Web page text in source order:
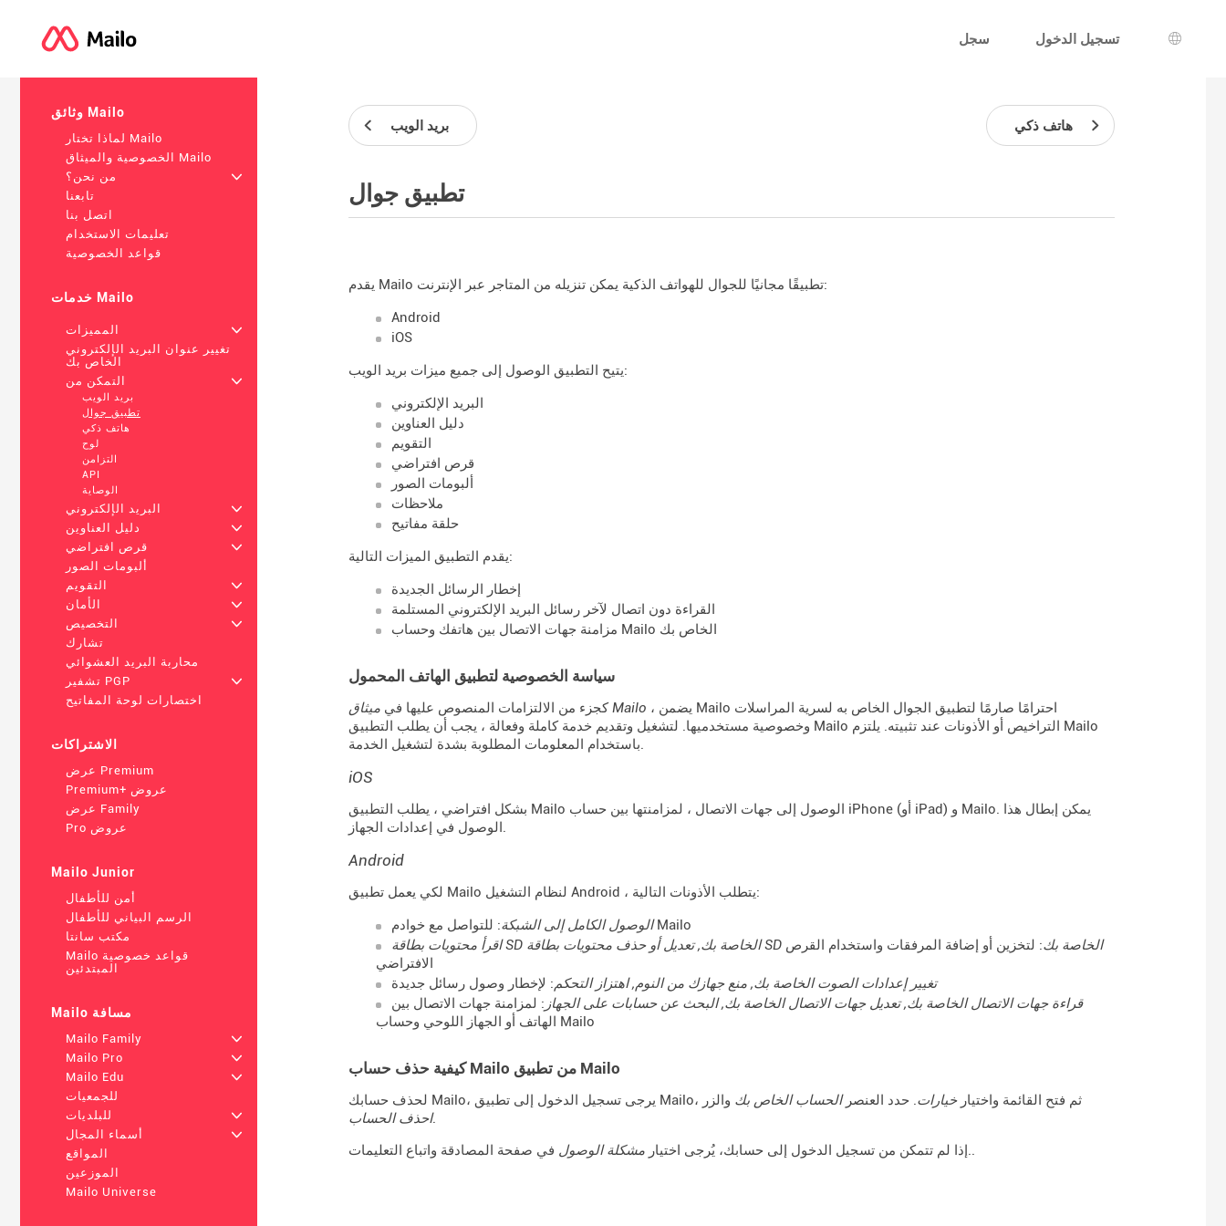
سجل تسجيل الدخول
اللغة
وثائق Mailo
لماذا تختار Mailo
الخصوصية والميثاق Mailo
من نحن؟
+
تابعنا
اتصل بنا
تعليمات الاستخدام
قواعد الخصوصية
خدمات Mailo
المميزات
+
تغيير عنوان البريد الإلكتروني
الخاص بك
التمكن من
+
بريد الويب
تطبيق جوال
هاتف ذكي
لوح
التزامن
API
الوصاية
البريد الإلكتروني
+
دليل العناوين
+
قرص افتراضي
+
ألبومات الصور
التقويم
+
الأمان
+
التخصيص
+
تشارك
محاربة البريد العشوائي
تشفير PGP
+
اختصارات لوحة المفاتيح
الاشتراكات
عرض Premium
Premium+ عروض
عرض Family
Pro عروض
Mailo Junior
أمن للأطفال
الرسم البياني للأطفال
مكتب سانتا
Mailo قواعد خصوصية
المبتدئين
Mailo مسافة
Mailo Family
+
Mailo Pro
+
Mailo Edu
+
للجمعيات
للبلديات
+
أسماء المجال
+
المواقع
الموزعين
Mailo Universe
بريد الويب هاتف ذكي
تطبيق جوال
يقدم Mailo تطبيقًا مجانيًا للجوال للهواتف الذكية يمكن تنزيله من المتاجر عبر الإنترنت:
Android
iOS
يتيح التطبيق الوصول إلى جميع ميزات بريد الويب:
البريد الإلكتروني
دليل العناوين
التقويم
قرص افتراضي
ألبومات الصور
ملاحظات
حلقة مفاتيح
يقدم التطبيق الميزات التالية:
إخطار الرسائل الجديدة
القراءة دون اتصال لآخر رسائل البريد الإلكتروني المستلمة
مزامنة جهات الاتصال بين هاتفك وحساب Mailo الخاص بك
سياسة الخصوصية لتطبيق الهاتف المحمول
كجزء من الالتزامات المنصوص عليها فيميثاق Mailo ، يضمن Mailo احترامًا صارمًا لتطبيق الجوال الخاص به لسرية المراسلات
وخصوصية مستخدميها. لتشغيل وتقديم خدمة كاملة وفعالة ، يجب أن يطلب التطبيق Mailo التراخيص أو الأذونات عند تثبيته. يلتزم Mailo
باستخدام المعلومات المطلوبة بشدة لتشغيل الخدمة.
iOS
بشكل افتراضي ، يطلب التطبيق Mailo الوصول إلى جهات الاتصال ، لمزامنتها بين حساب iPhone (أو iPad) و Mailo. يمكن إبطال هذا
الوصول في إعدادات الجهاز.
Android
لكي يعمل تطبيق Mailo لنظام التشغيل Android ، يتطلب الأذونات التالية:
الوصول الكامل إلى الشبكة: للتواصل مع خوادم Mailo
اقرأ محتويات بطاقة SD الخاصة بك, تعديل أو حذف محتويات بطاقة SD الخاصة بك: لتخزين أو إضافة المرفقات واستخدام القرص
الافتراضي
تغيير إعدادات الصوت الخاصة بك, منع جهازك من النوم, اهتزاز التحكم: لإخطار وصول رسائل جديدة
قراءة جهات الاتصال الخاصة بك, تعديل جهات الاتصال الخاصة بك, البحث عن حسابات على الجهاز : لمزامنة جهات الاتصال بين
الهاتف أو الجهاز اللوحي وحساب Mailo
كيفية حذف حساب Mailo من تطبيق Mailo
لحذف حسابك Mailo، يرجى تسجيل الدخول إلى تطبيق Mailo، ثم فتح القائمة واختيارخيارات. حدد العنصرالحساب الخاص بك والزر
احذف الحساب.
إذا لم تتمكن من تسجيل الدخول إلى حسابك، يُرجى اختيار مشكلة الوصول في صفحة المصادقة واتباع التعليمات..